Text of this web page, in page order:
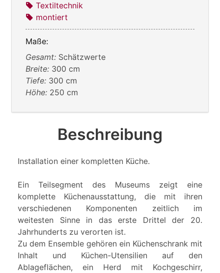
Textiltechnik
montiert
Maße:
Gesamt: Schätzwerte
Breite: 300 cm
Tiefe: 300 cm
Höhe: 250 cm
Beschreibung
Installation einer kompletten Küche.
Ein Teilsegment des Museums zeigt eine
komplette Küchenausstattung, die mit ihren
verschiedenen Komponenten zeitlich im
weitesten Sinne in das erste Drittel der 20.
Jahrhunderts zu verorten ist.
Zu dem Ensemble gehören ein Küchenschrank mit
Inhalt und Küchen-Utensilien auf den
Ablageflächen, ein Herd mit Kochgeschirr,